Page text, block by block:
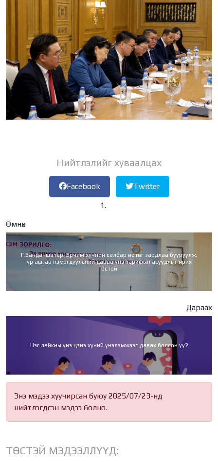
Нийтлэлийг хуваалцах
Facebook Twitter
Өмнөх
Г.Занданшатар: Эрчим хүчний салбар өртөг зардлаа бууруулж,
үр ашгаа нэмэгдүүлсний дараа үнэ тарифын асуудлыг ярих
ёстой
Дараах
Нэг лайкны үнэ цэнэ хүний үнэлэмжээс давах болсон уу?
Энэ мэдээ хуучирсан буюу 2025/07/23-нд
нийтлэгдсэн мэдээ болно.
ТӨСТЭЙ МЭДЭЭЛЛҮҮД: